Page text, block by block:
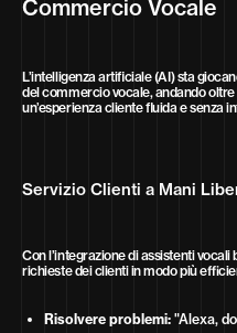
Commercio Vocale
L’intelligenza artificiale (AI) sta
del commercio vocale, andando
un’esperienza cliente fluida e senza
Servizio Clienti a Mani
Con l’integrazione di assistenti
richieste dei clienti in modo più
Risolvere problemi:"Alexa,